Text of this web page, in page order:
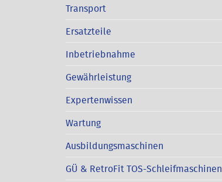
Transport
Ersatzteile
Inbetriebnahme
Gewährleistung
Expertenwissen
Wartung
Ausbildungsmaschinen
GÜ & RetroFit TOS-Schleifmaschinen